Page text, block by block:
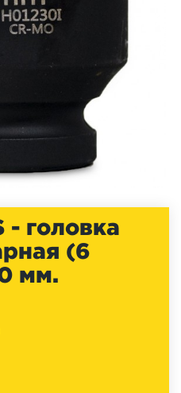
- головка
(6
мм.